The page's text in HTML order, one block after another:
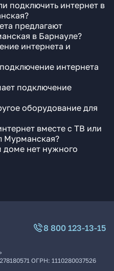
подключить интернет в
предлагают
в Барнауле?
интернета и
интернета
подключение
оборудование для
вместе с ТВ или
Мурманская?
доме нет нужного
8 800 123-13-15
ОГРН: 1110280037526